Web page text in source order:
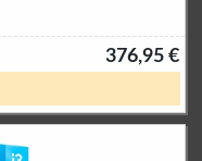
376,95 €